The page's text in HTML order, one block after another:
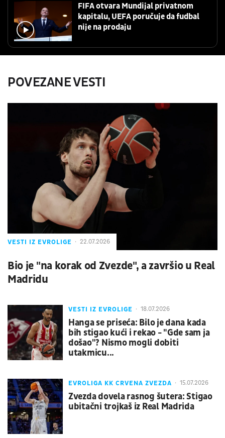
FIFA otvara Mundijal privatnom
kapitalu, UEFA poručuje da fudbal
nije na prodaju
POVEZANE VESTI
VESTI IZ EVROLIGE 22.07.2026
Bio je "na korak od Zvezde", a završio u Real
Madridu
VESTI IZ EVROLIGE 18.07.2026
Hanga se priseća: Bilo je dana kada
bih stigao kući i rekao - "Gde sam ja
došao"? Nismo mogli dobiti
utakmicu...
EVROLIGA KK CRVENA ZVEZDA 15.07.2026
Zvezda dovela rasnog šutera: Stigao
ubitačni trojkaš iz Real Madrida